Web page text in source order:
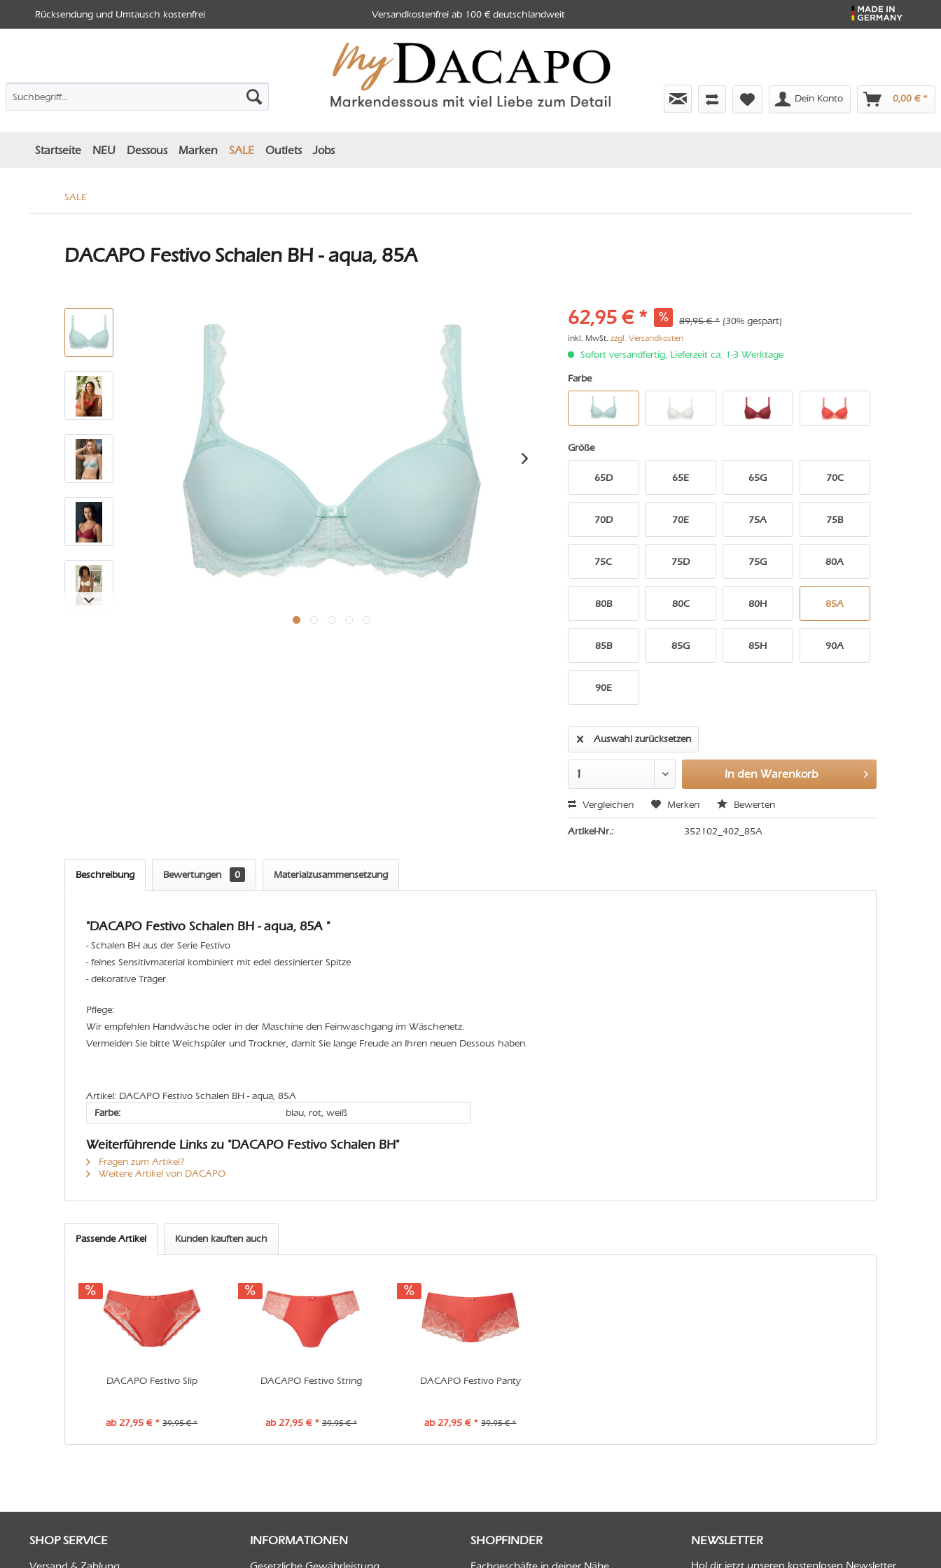
Rücksendung und Umtausch kostenfrei Versandkostenfrei ab 100 € deutschlandweit
Dein Konto 0,00 € *
Startseite NEU Dessous Marken SALE Outlets Jobs
SALE
DACAPO Festivo Schalen BH - aqua, 85A
62,95 € * 89,95 € * (30% gespart)
inkl. MwSt.zzgl. Versandkosten
Sofort versandfertig, Lieferzeit ca. 1-3 Werktage
Farbe
Größe
65D 65E 65G 70C
70D 70E 75A 75B
75C 75D 75G 80A
80B 80C 80H 85A
85B 85G 85H 90A
90E
Auswahl zurücksetzen
In den Warenkorb
Vergleichen Merken Bewerten
Artikel-Nr.: 352102_402_85A
Beschreibung Bewertungen 0 Materialzusammensetzung
"DACAPO Festivo Schalen BH - aqua, 85A "
- Schalen BH aus der Serie Festivo
- feines Sensitivmaterial kombiniert mit edel dessinierter Spitze
- dekorative Träger
Pflege:
Wir empfehlen Handwäsche oder in der Maschine den Feinwaschgang im Wäschenetz.
Vermeiden Sie bitte Weichspüler und Trockner, damit Sie lange Freude an Ihren neuen Dessous haben.
Artikel: DACAPO Festivo Schalen BH - aqua, 85A
Farbe:
blau, rot, weiß
Weiterführende Links zu "DACAPO Festivo Schalen BH"
Fragen zum Artikel?
Weitere Artikel von DACAPO
Passende Artikel Kunden kauften auch
DACAPO Festivo Slip
ab 27,95 € * 39,95 € *
DACAPO Festivo String
ab 27,95 € * 39,95 € *
DACAPO Festivo Panty
ab 27,95 € * 39,95 € *
SHOP SERVICE INFORMATIONEN SHOPFINDER NEWSLETTER
Hol dir jetzt unseren kostenlosen Newsletter